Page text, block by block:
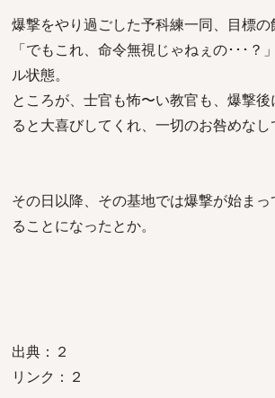
爆撃をやり過ごした予科練一同、目標の
「でもこれ、命令無視じゃねぇの･･･？
ル状態。
ところが、士官も怖〜い教官も、爆撃後
ると大喜びしてくれ、一切のお咎めなし
その日以降、その基地では爆撃が始ま
ることになったとか。
出典：２
リンク：２